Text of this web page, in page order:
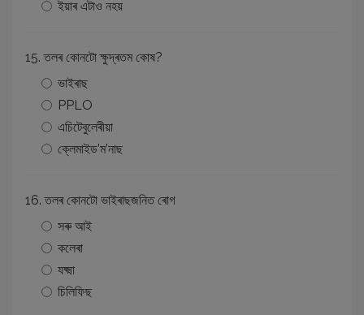
ইয়াৰ এটাও নহয়
15. তলৰ কোনটো ক্ষুদ্ৰতম কোষ?
ভাইৰাছ
PPLO
এচিটেবুলেৰীয়া
ক্লেমাইড’ম’নাছ
16. তলৰ কোনটো ভাইৰাছজনিত ৰোগ
সৰু আই
কলেৰা
যক্ষ্মা
চিলিফিছ